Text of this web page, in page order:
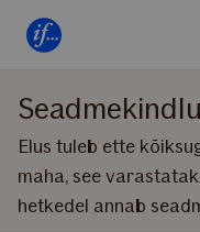
Elus tuleb ette
maha, see
hetkedel annab